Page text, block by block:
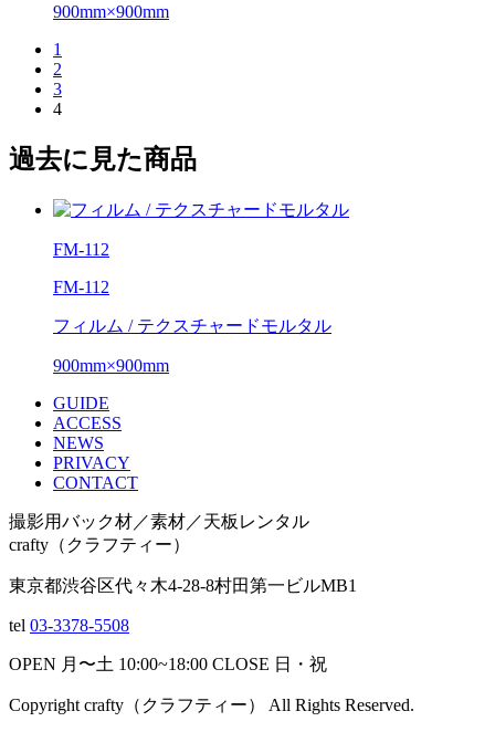
900mm×900mm
1
2
3
4
過去に見た商品
FM-112
FM-112
フィルム / テクスチャードモルタル
900mm×900mm
GUIDE
ACCESS
NEWS
PRIVACY
CONTACT
撮影用バック材／素材／天板レンタル
crafty（クラフティー）
東京都渋谷区代々木4-28-8村田第一ビルMB1
tel 03-3378-5508
OPEN 月〜土 10:00~18:00 CLOSE 日・祝
Copyright crafty （クラフティー） All Rights Reserved.